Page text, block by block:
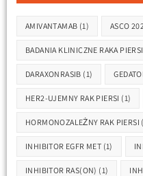
AMIVANTAMAB (1) ASCO
BADANIA KLINICZNE RAKA PIERSI
DARAXONRASIB (1)
HER2-UJEMNY RAK PIERSI (1)
HORMONOZALEŻNY RAK PIERSI
INHIBITOR EGFR MET (1)
INHIBITOR RAS(ON) (1)